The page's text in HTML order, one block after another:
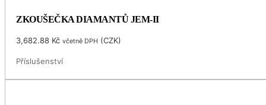
ZKOUŠEČKA DIAMANTŮ JEM-II
3,682.88 Kč včetně DPH (CZK)
Příslušenství